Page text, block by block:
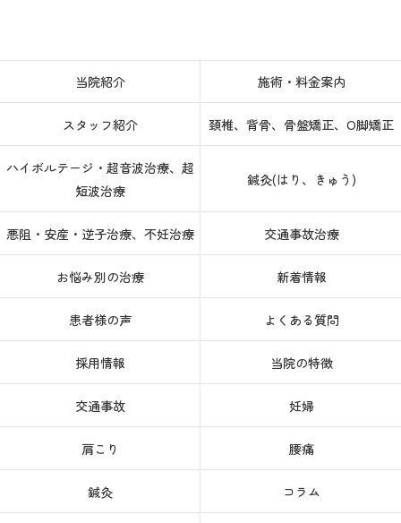
当院紹介 施術・料金案内
スタッフ紹介 頚椎、背骨、骨盤矯正、O脚矯正
ハイボルテージ・超音波治療、超
短波治療
鍼灸(はり、きゅう)
悪阻・安産・逆子治療、不妊治療 交通事故治療
お悩み別の治療 新着情報
患者様の声 よくある質問
採用情報 当院の特徴
交通事故 妊婦
肩こり 腰痛
鍼灸 コラム